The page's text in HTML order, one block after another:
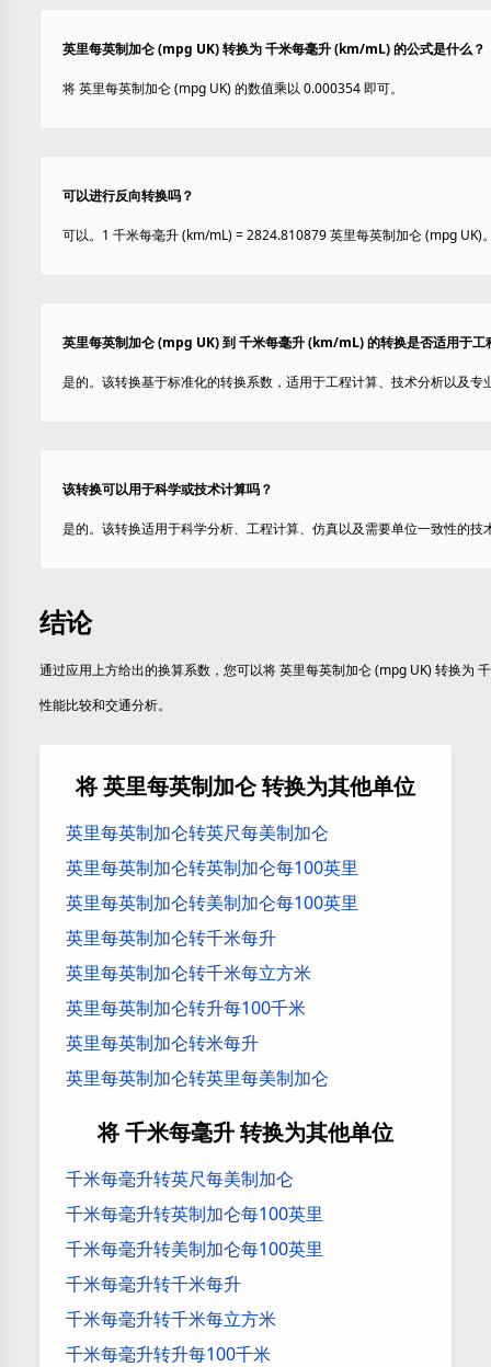
英里每英制加仑 (mpg UK) 转换为 千米每毫升 (km/mL) 的公式是什么？
将 英里每英制加仑 (mpg UK) 的数值乘以 0.000354 即可。
可以进行反向转换吗？
可以。1 千米每毫升 (km/mL) = 2824.810879 英里每英制加仑 (mpg UK)
英里每英制加仑 (mpg UK) 到 千米每毫升 (km/mL) 的转换是否适用于工
是的。该转换基于标准化的转换系数，适用于工程计算、技术分析以及专
该转换可以用于科学或技术计算吗？
是的。该转换适用于科学分析、工程计算、仿真以及需要单位一致性的技
结论
通过应用上方给出的换算系数，您可以将 英里每英制加仑 (mpg UK) 转换为
性能比较和交通分析。
将 英里每英制加仑 转换为其他单位
英里每英制加仑转英尺每美制加仑
英里每英制加仑转英制加仑每100英里
英里每英制加仑转美制加仑每100英里
英里每英制加仑转千米每升
英里每英制加仑转千米每立方米
英里每英制加仑转升每100千米
英里每英制加仑转米每升
英里每英制加仑转英里每美制加仑
将 千米每毫升 转换为其他单位
千米每毫升转英尺每美制加仑
千米每毫升转英制加仑每100英里
千米每毫升转美制加仑每100英里
千米每毫升转千米每升
千米每毫升转千米每立方米
千米每毫升转升每100千米